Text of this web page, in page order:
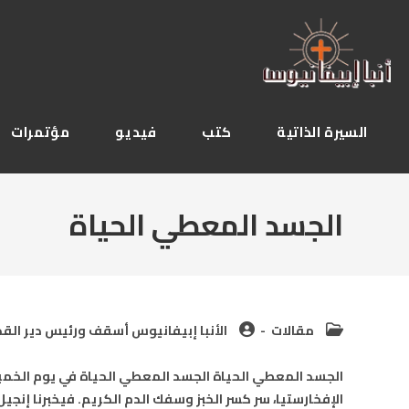
content
السيرة الذاتية كتب فيديو مؤتمرات
الجسد المعطي الحياة
Post مقالات
Post الأنبا إبيفانيوس أسقف ورئيس دير
الجسد المعطي الحياة الجسد المعطي الحياة في يوم
الإفخارستيا، سر كسر الخبز وسفك الدم الكريم. فيخبرنا